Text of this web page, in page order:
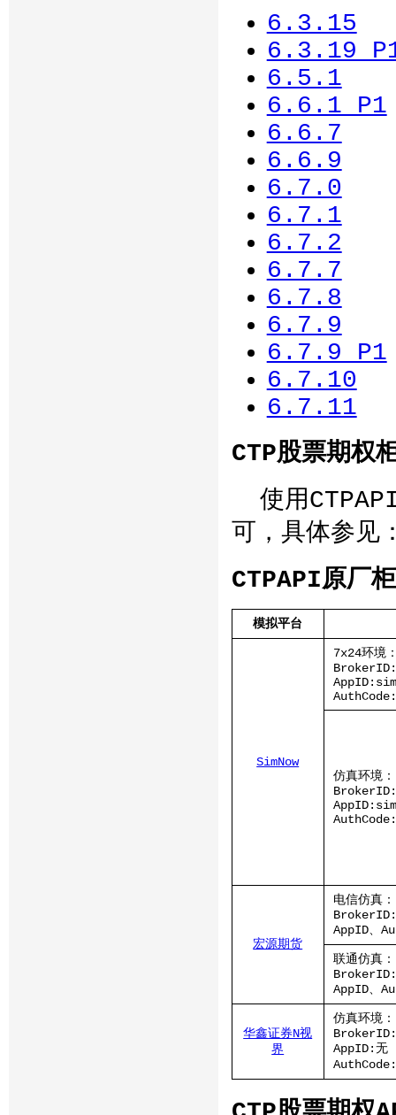
6.3.15
6.5.1
6.6.1_P1
6.6.7
6.6.9
6.7.0
6.7.1
6.7.2
6.7.7
6.7.8
6.7.9
6.7.9_P1
6.7.10
6.7.11
CTP股票期权
使用
可，具体参见
CTPAPI原厂
模拟平台
SimNow
7x24环境
仿真环境：
宏源期货
电信仿真：
AppID、
联通仿真：
AppID、
华鑫证券N视
界
仿真环境：
AppID:无